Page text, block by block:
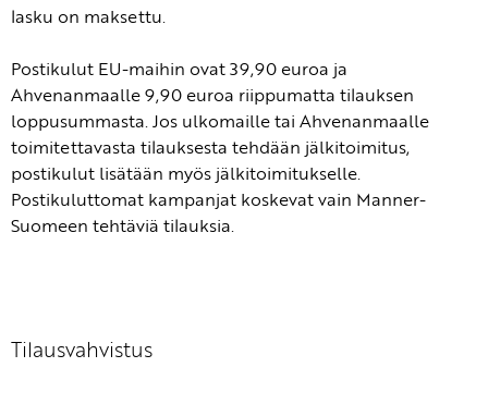
lasku on maksettu.
Postikulut EU-maihin ovat 39,90 euroa ja
Ahvenanmaalle 9,90 euroa riippumatta tilauksen
loppusummasta. Jos ulkomaille tai Ahvenanmaalle
toimitettavasta tilauksesta tehdään jälkitoimitus,
postikulut lisätään myös jälkitoimitukselle.
Postikuluttomat kampanjat koskevat vain Manner-
Suomeen tehtäviä tilauksia.
Tilausvahvistus